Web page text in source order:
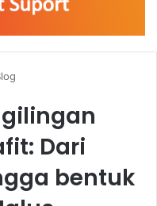
Dari
bentuk